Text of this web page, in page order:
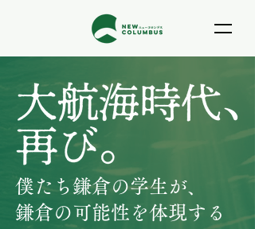
僕たち鎌倉の学生が、
鎌倉の可能性を体現する